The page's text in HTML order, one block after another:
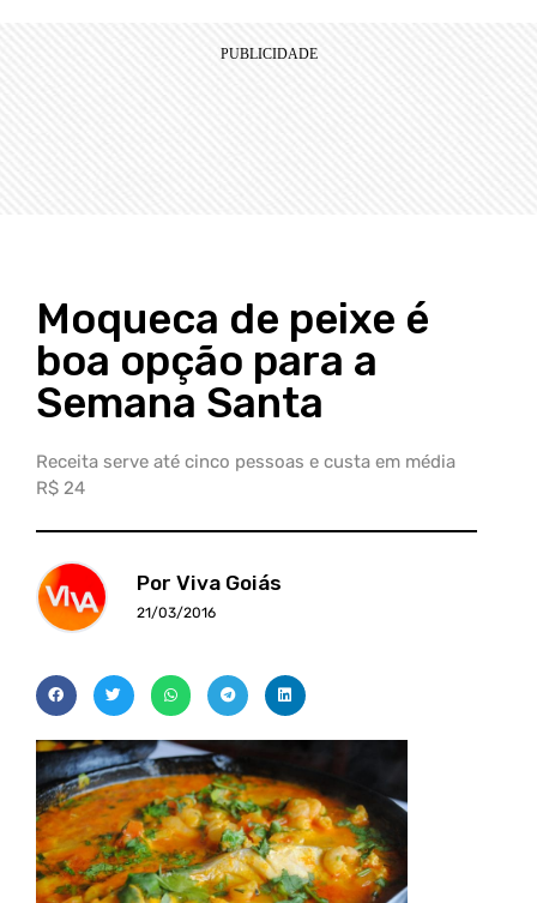
Moqueca de peixe é
boa opção para a
Semana Santa
Receita serve até cinco pessoas e custa em média
R$ 24
Por Viva Goiás
21/03/2016